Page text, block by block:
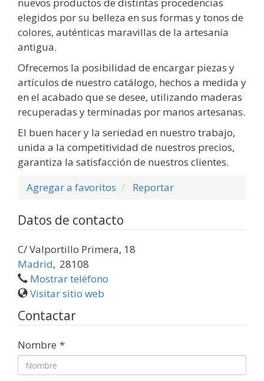
elegidos por su belleza en sus formas y tonos de
colores, auténticas maravillas de la artesanía
antigua.
Ofrecemos la posibilidad de encargar piezas y
artículos de nuestro catálogo, hechos a medida y
en el acabado que se desee, utilizando maderas
recuperadas y terminadas por manos artesanas.
El buen hacer y la seriedad en nuestro trabajo,
unida a la competitividad de nuestros precios,
garantiza la satisfacción de nuestros clientes.
Agregar a favoritos
Reportar
Datos de contacto
C/ Valportillo Primera, 18
Madrid, 28108
Mostrar teléfono
Visitar sitio web
Contactar
Nombre *